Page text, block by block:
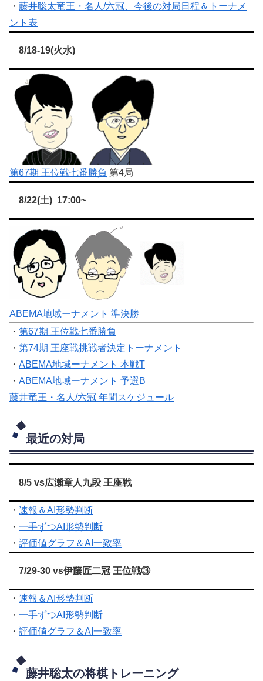
・ 藤井聡太竜王・名人/六冠、今後の対局日程＆トーナメ
ント表
8/18-19(火水)
第67期 王位戦七番勝負 第4局
8/22(土) 17:00~
ABEMA地域ーナメント 準決勝
・ 第67期 王位戦七番勝負
・ 第74期 王座戦挑戦者決定トーナメント
・ ABEMA地域ーナメント 本戦T
・ ABEMA地域ーナメント 予選B
藤井竜王・名人/六冠 年間スケジュール
最近の対局
8/5 vs広瀬章人九段 王座戦
・ 速報＆AI形勢判断
・ 一手ずつAI形勢判断
・ 評価値グラフ＆AI一致率
7/29-30 vs伊藤匠二冠 王位戦③
・ 速報＆AI形勢判断
・ 一手ずつAI形勢判断
・ 評価値グラフ＆AI一致率
藤井聡太の将棋トレーニング